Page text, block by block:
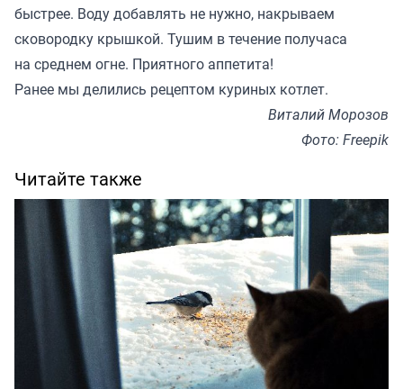
быстрее. Воду добавлять не нужно, накрываем
сковородку крышкой. Тушим в течение получаса
на среднем огне. Приятного аппетита!
Ранее мы делились рецептом куриных котлет.
Виталий Морозов
Фото: Freepik
Читайте также